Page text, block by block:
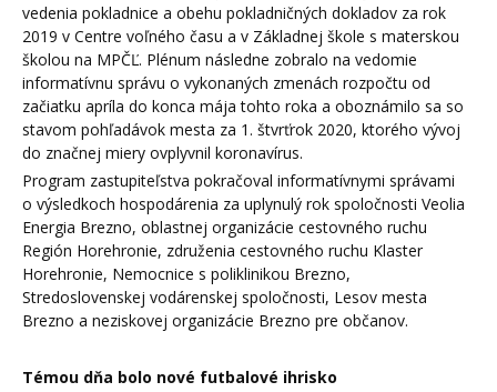
vedenia pokladnice a obehu pokladničných dokladov za rok
2019 v Centre voľného času a v Základnej škole s materskou
školou na MPČĽ. Plénum následne zobralo na vedomie
informatívnu správu o vykonaných zmenách rozpočtu od
začiatku apríla do konca mája tohto roka a oboznámilo sa so
stavom pohľadávok mesta za 1. štvrťrok 2020, ktorého vývoj
do značnej miery ovplyvnil koronavírus.
Program zastupiteľstva pokračoval informatívnymi správami
o výsledkoch hospodárenia za uplynulý rok spoločnosti Veolia
Energia Brezno, oblastnej organizácie cestovného ruchu
Región Horehronie, združenia cestovného ruchu Klaster
Horehronie, Nemocnice s poliklinikou Brezno,
Stredoslovenskej vodárenskej spoločnosti, Lesov mesta
Brezno a neziskovej organizácie Brezno pre občanov.
Témou dňa bolo nové futbalové ihrisko